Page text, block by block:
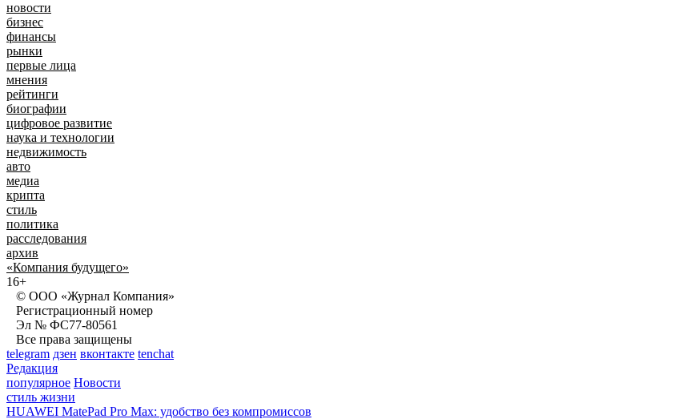
новости
бизнес
финансы
рынки
первые лица
мнения
рейтинги
биографии
цифровое развитие
наука и технологии
недвижимость
авто
медиа
крипта
стиль
политика
расследования
архив
«Компания будущего»
16+
© ООО «Журнал Компания»
Регистрационный номер
Эл № ФС77-80561
Все права защищены
telegram дзен вконтакте tenchat
Редакция
популярное Новости
стиль жизни
HUAWEI MatePad Pro Max: удобство без компромиссов